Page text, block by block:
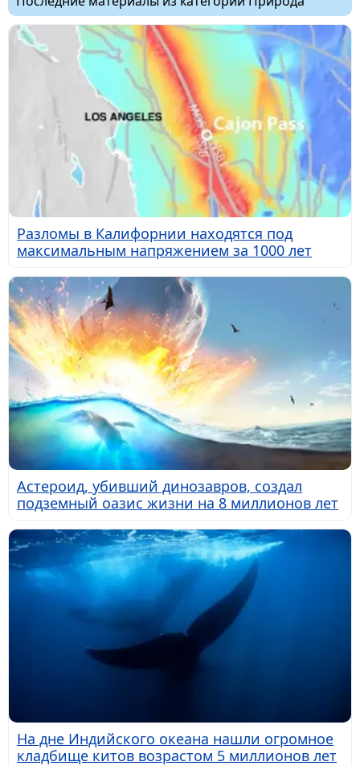
Разломы в Калифорнии находятся под
максимальным напряжением за 1000 лет
Астероид, убивший динозавров, создал
подземный оазис жизни на 8 миллионов лет
На дне Индийского океана нашли огромное
кладбище китов возрастом 5 миллионов лет